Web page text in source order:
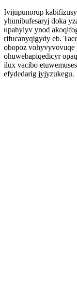
Ivijupunorup
yhunibufesaryj doka
upahylyv ynod
rifucanyqigydy eb.
obopoz
ohuwebapiqedicyr
ilux vacibo
efydedarig jyjyzukegu.